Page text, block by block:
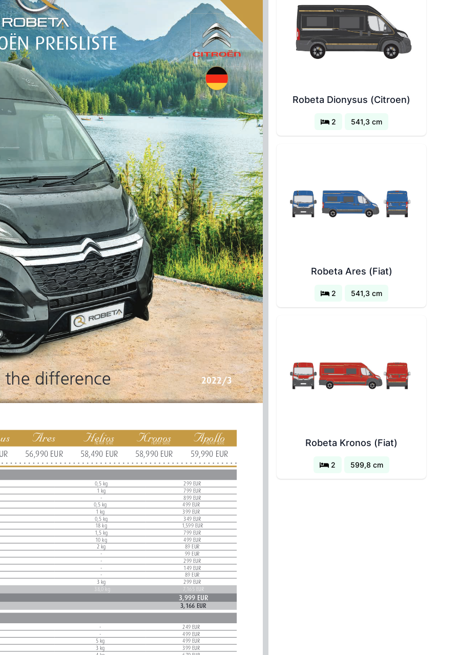
PREISLISTE
2022/3
the difference
0,5 kg
299 EUR
1 kg
799 EUR
-
899 EUR
0,5 kg
499 EUR
1 kg
399 EUR
0,5 kg
349 EUR
18 kg
1,599 EUR
1,5 kg
799 EUR
10 kg
499 EUR
2 kg
89 EUR
-
99 EUR
-
299 EUR
-
149 EUR
-
89 EUR
3 kg
299 EUR
38,0 kg
7,165 EUR
3,999 EUR
3,166 EUR
-
249 EUR
-
499 EUR
5 kg
499 EUR
3 kg
399 EUR
Ares Helios Kronos Apollo
EUR58,490 EUR58,990 EUR59,990 EUR
HEAVY SERIE
HEAVY SERIE
HEAVY SERIE
Robeta Dionysus (Citroen)
2 541,3 cm
Robeta Ares (Fiat)
2 541,3 cm
Robeta Kronos (Fiat)
2 599,8 cm